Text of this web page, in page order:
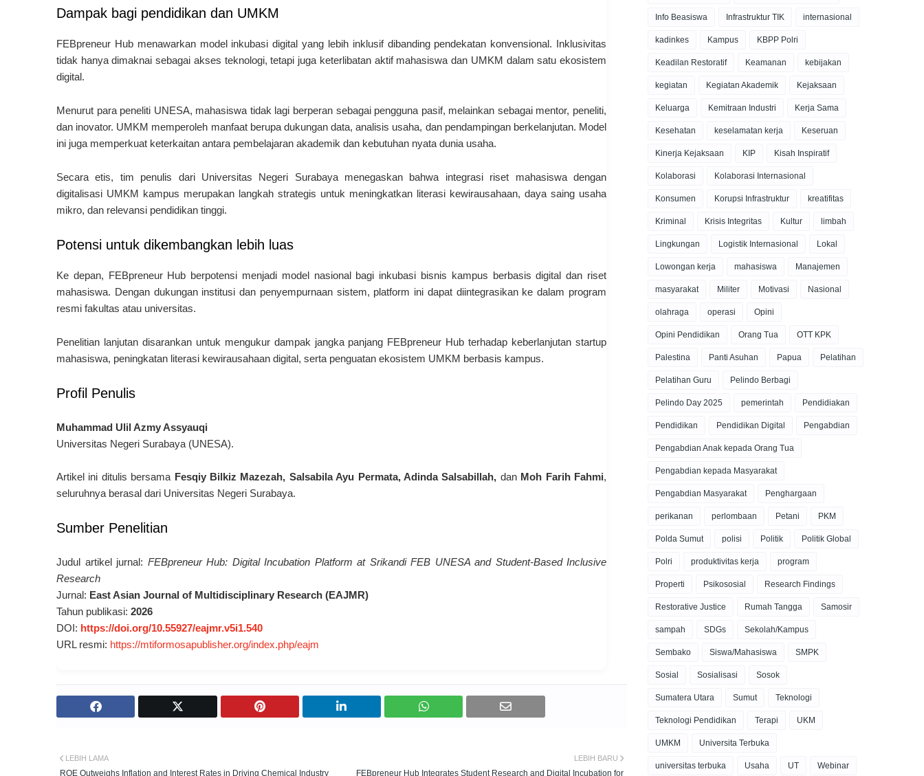
Dampak bagi pendidikan dan UMKM
FEBpreneur Hub menawarkan model inkubasi digital yang lebih inklusif dibanding pendekatan konvensional. Inklusivitas
tidak hanya dimaknai sebagai akses teknologi, tetapi juga keterlibatan aktif mahasiswa dan UMKM dalam satu ekosistem
digital.
Menurut para peneliti UNESA, mahasiswa tidak lagi berperan sebagai pengguna pasif, melainkan sebagai mentor, peneliti,
dan inovator. UMKM memperoleh manfaat berupa dukungan data, analisis usaha, dan pendampingan berkelanjutan. Model
ini juga memperkuat keterkaitan antara pembelajaran akademik dan kebutuhan nyata dunia usaha.
Secara etis, tim penulis dari Universitas Negeri Surabaya menegaskan bahwa integrasi riset mahasiswa dengan
digitalisasi UMKM kampus merupakan langkah strategis untuk meningkatkan literasi kewirausahaan, daya saing usaha
mikro, dan relevansi pendidikan tinggi.
Potensi untuk dikembangkan lebih luas
Ke depan, FEBpreneur Hub berpotensi menjadi model nasional bagi inkubasi bisnis kampus berbasis digital dan riset
mahasiswa. Dengan dukungan institusi dan penyempurnaan sistem, platform ini dapat diintegrasikan ke dalam program
resmi fakultas atau universitas.
Penelitian lanjutan disarankan untuk mengukur dampak jangka panjang FEBpreneur Hub terhadap keberlanjutan startup
mahasiswa, peningkatan literasi kewirausahaan digital, serta penguatan ekosistem UMKM berbasis kampus.
Profil Penulis
Muhammad Ulil Azmy Assyauqi
Universitas Negeri Surabaya (UNESA).
Artikel ini ditulis bersama Fesqiy Bilkiz Mazezah, Salsabila Ayu Permata, Adinda Salsabillah, dan Moh Farih Fahmi,
seluruhnya berasal dari Universitas Negeri Surabaya.
Sumber Penelitian
Judul artikel jurnal: FEBpreneur Hub: Digital Incubation Platform at Srikandi FEB UNESA and Student-Based Inclusive
Research
Jurnal: East Asian Journal of Multidisciplinary Research (EAJMR)
Tahun publikasi: 2026
DOI: https://doi.org/10.55927/eajmr.v5i1.540
URL resmi: https://mtiformosapublisher.org/index.php/eajm
LEBIH BARU
FEBpreneur Hub Integrates Student Research and Digital Incubation for
LEBIH LAMA
ROE Outweighs Inflation and Interest Rates in Driving Chemical Industry
Info Beasiswa Infrastruktur TIK internasional
kadinkes Kampus KBPP Polri
Keadilan Restoratif Keamanan kebijakan
kegiatan Kegiatan Akademik Kejaksaan
Keluarga Kemitraan Industri Kerja Sama
Kesehatan keselamatan kerja Keseruan
Kinerja Kejaksaan KIP Kisah Inspiratif
Kolaborasi Kolaborasi Internasional
Konsumen Korupsi Infrastruktur kreatifitas
Kriminal Krisis Integritas Kultur limbah
Lingkungan Logistik Internasional Lokal
Lowongan kerja mahasiswa Manajemen
masyarakat Militer Motivasi Nasional
olahraga operasi Opini
Opini Pendidikan Orang Tua OTT KPK
Palestina Panti Asuhan Papua Pelatihan
Pelatihan Guru Pelindo Berbagi
Pelindo Day 2025 pemerintah Pendidiakan
Pendidikan Pendidikan Digital Pengabdian
Pengabdian Anak kepada Orang Tua
Pengabdian kepada Masyarakat
Pengabdian Masyarakat Penghargaan
perikanan perlombaan Petani PKM
Polda Sumut polisi Politik Politik Global
Polri produktivitas kerja program
Properti Psikososial Research Findings
Restorative Justice Rumah Tangga Samosir
sampah SDGs Sekolah/Kampus
Sembako Siswa/Mahasiswa SMPK
Sosial Sosialisasi Sosok
Sumatera Utara Sumut Teknologi
Teknologi Pendidikan Terapi UKM
UMKM Universita Terbuka
universitas terbuka Usaha UT Webinar